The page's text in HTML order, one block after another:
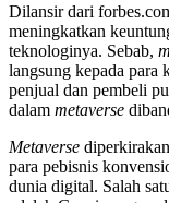
Dilansir dari
meningkatkan
teknologinya. Sebab,
langsung kepada para
penjual dan pembeli
dalam metaverse
Metaverse
para pebisnis
dunia digital. Salah